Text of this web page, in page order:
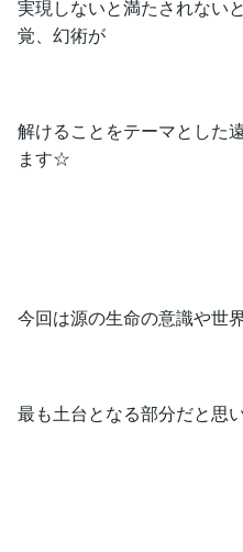
実現しないと満たされない
覚、幻術が
解けることをテーマとした
ます☆
今回は源の生命の意識や世
最も土台となる部分だと思い